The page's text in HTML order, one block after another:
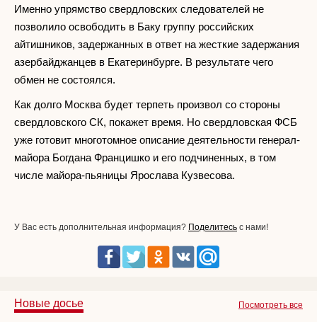
Именно упрямство свердловских следователей не
позволило освободить в Баку группу российских
айтишников, задержанных в ответ на жесткие задержания
азербайджанцев в Екатеринбурге. В результате чего
обмен не состоялся.
Как долго Москва будет терпеть произвол со стороны
свердловского СК, покажет время. Но свердловская ФСБ
уже готовит многотомное описание деятельности генерал-
майора Богдана Францишко и его подчиненных, в том
числе майора-пьяницы Ярослава Кузвесова.
У Вас есть дополнительная информация? Поделитесь с нами!
Посмотреть все
Новые досье